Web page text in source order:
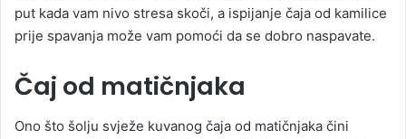
put kada vam nivo stresa skoči, a ispijanje čaja od kamilice
prije spavanja može vam pomoći da se dobro naspavate.
Čaj od matičnjaka
Ono što šolju svježe kuvanog čaja od matičnjaka čini